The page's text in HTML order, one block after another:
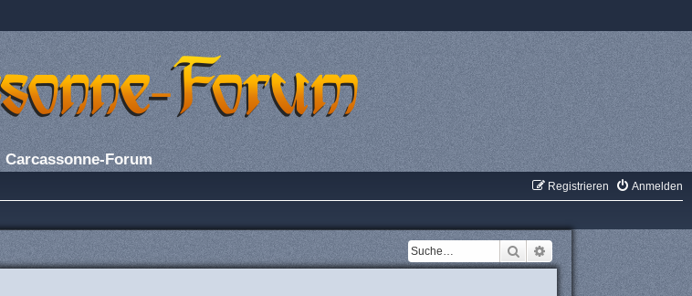
Carcassonne-Forum
Anmelden
Registrieren
Suche Erweiterte Suche